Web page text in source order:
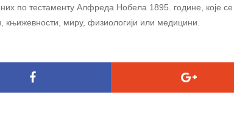
по тестаменту Алфреда Нобела 1895. године, које се
књижевности, миру, физиологији или медицини.